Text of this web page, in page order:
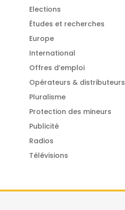
Elections
Études et recherches
Europe
International
Offres d’emploi
Opérateurs & distributeurs
Pluralisme
Protection des mineurs
Publicité
Radios
Télévisions